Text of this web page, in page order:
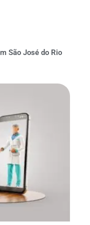
São José do Rio